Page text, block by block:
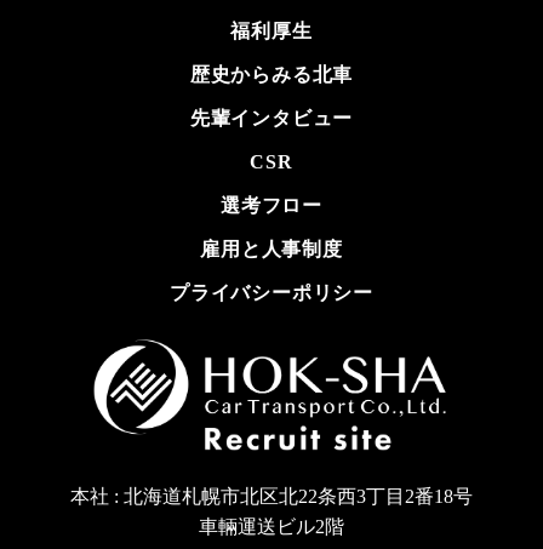
福利厚生
歴史からみる北車
先輩インタビュー
CSR
選考フロー
雇用と人事制度
プライバシーポリシー
本社 : 北海道札幌市北区北22条西3丁目2番18号
車輛運送ビル2階